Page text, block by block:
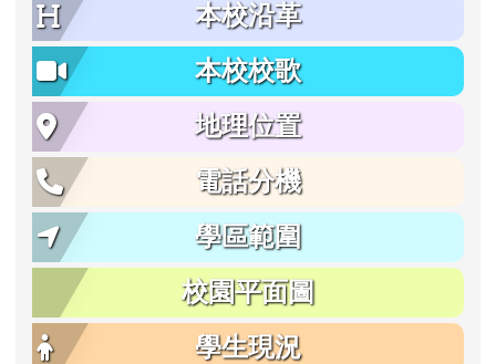
本校沿革
本校校歌
地理位置
電話分機
學區範圍
校園平面圖
學生現況